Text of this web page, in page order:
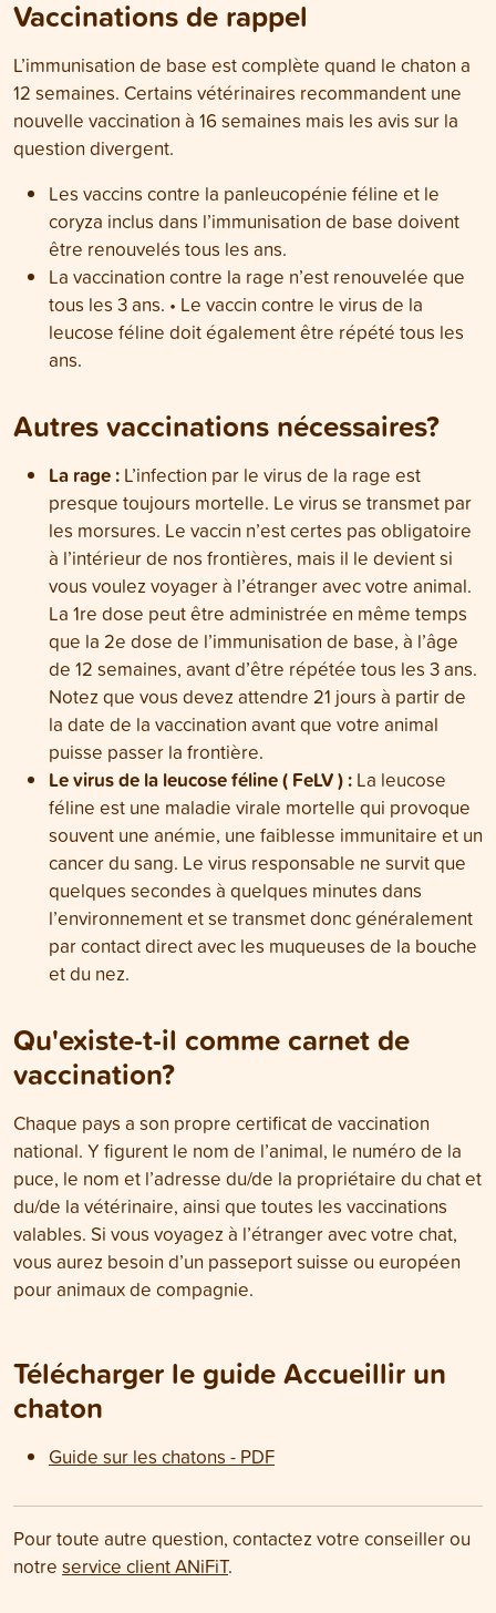
Vaccinations de rappel
L’immunisation de base est complète quand le chaton a
12 semaines. Certains vétérinaires recommandent une
nouvelle vaccination à 16 semaines mais les avis sur la
question divergent.
Les vaccins contre la panleucopénie féline et le
coryza inclus dans l’immunisation de base doivent
être renouvelés tous les ans.
La vaccination contre la rage n’est renouvelée que
tous les 3 ans. • Le vaccin contre le virus de la
leucose féline doit également être répété tous les
ans.
Autres vaccinations nécessaires?
La rage : L’infection par le virus de la rage est
presque toujours mortelle. Le virus se transmet par
les morsures. Le vaccin n’est certes pas obligatoire
à l’intérieur de nos frontières, mais il le devient si
vous voulez voyager à l’étranger avec votre animal.
La 1re dose peut être administrée en même temps
que la 2e dose de l’immunisation de base, à l’âge
de 12 semaines, avant d’être répétée tous les 3 ans.
Notez que vous devez attendre 21 jours à partir de
la date de la vaccination avant que votre animal
puisse passer la frontière.
Le virus de la leucose féline ( FeLV ) : La leucose
féline est une maladie virale mortelle qui provoque
souvent une anémie, une faiblesse immunitaire et un
cancer du sang. Le virus responsable ne survit que
quelques secondes à quelques minutes dans
l’environnement et se transmet donc généralement
par contact direct avec les muqueuses de la bouche
et du nez.
Qu'existe-t-il comme carnet de
vaccination?
Chaque pays a son propre certificat de vaccination
national. Y figurent le nom de l’animal, le numéro de la
puce, le nom et l’adresse du/de la propriétaire du chat et
du/de la vétérinaire, ainsi que toutes les vaccinations
valables. Si vous voyagez à l’étranger avec votre chat,
vous aurez besoin d’un passeport suisse ou européen
pour animaux de compagnie.
Télécharger le guide Accueillir un
chaton
Guide sur les chatons - PDF
Pour toute autre question, contactez votre conseiller ou
notre service client ANiFiT.